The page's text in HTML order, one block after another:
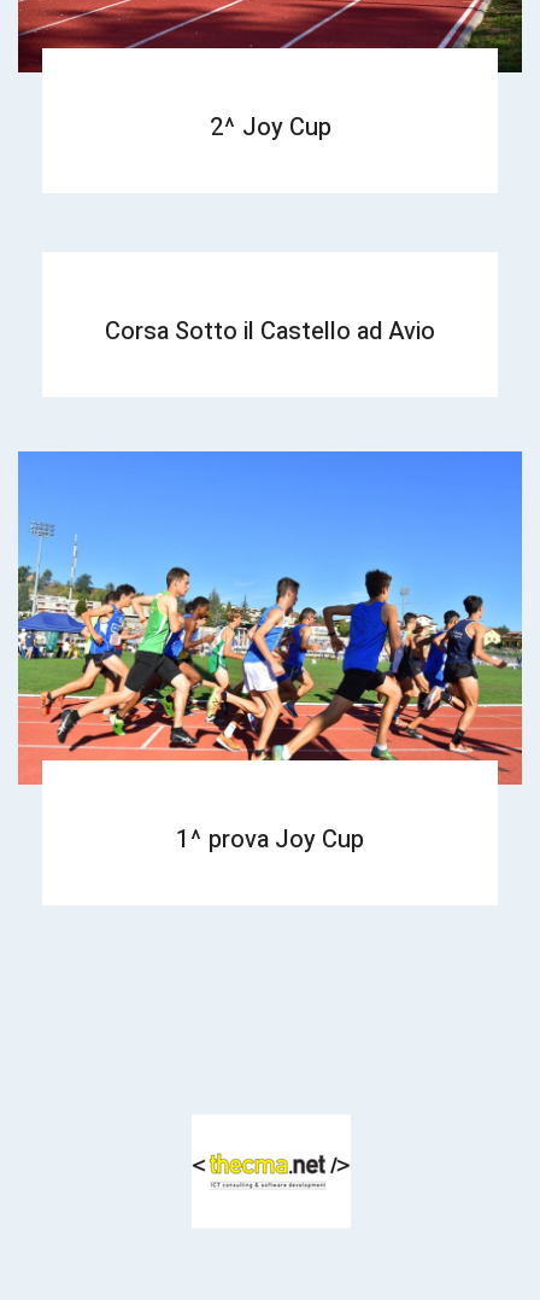
2^ Joy Cup
Corsa Sotto il Castello ad Avio
1^ prova Joy Cup